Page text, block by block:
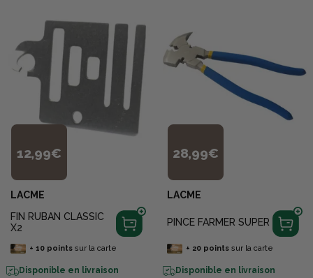
12,99€
LACME
FIN RUBAN CLASSIC
X2
+ 10pointssur la carte
Disponible en livraison
28,99€
LACME
PINCE FARMER SUPER
+ 20pointssur la carte
Disponible en livraison